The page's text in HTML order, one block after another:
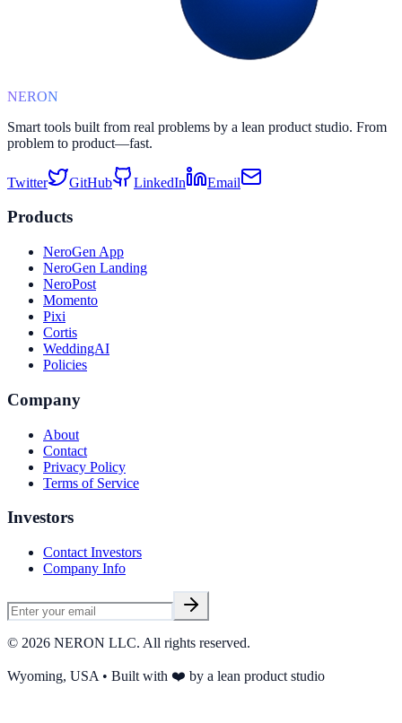
NERON
Smart tools built from real problems by a lean product studio. From
problem to product—fast.
Twitter GitHub LinkedIn Email
Products
NeroGen App
NeroGen Landing
NeroPost
Momento
Pixi
Cortis
WeddingAI
Policies
Company
About
Contact
Privacy Policy
Terms of Service
Investors
Contact Investors
Company Info
© 2026 NERON LLC. All rights reserved.
Wyoming, USA • Built with ❤️ by a lean product studio